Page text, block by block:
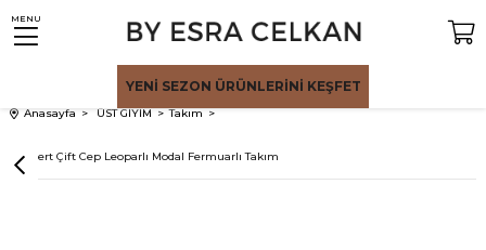
MENU
YENİ SEZON ÜRÜNLERİNİ KEŞFET
Anasayfa ÜST GİYİM Takım
Lacivert Çift Cep Leoparlı Modal Fermuarlı Takım